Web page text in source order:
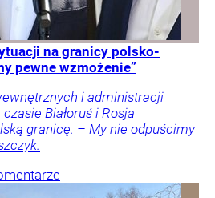
na granicy polsko-
pewne wzmożenie”
i administracji
Białoruś i Rosja
granicę. – My nie odpuścimy